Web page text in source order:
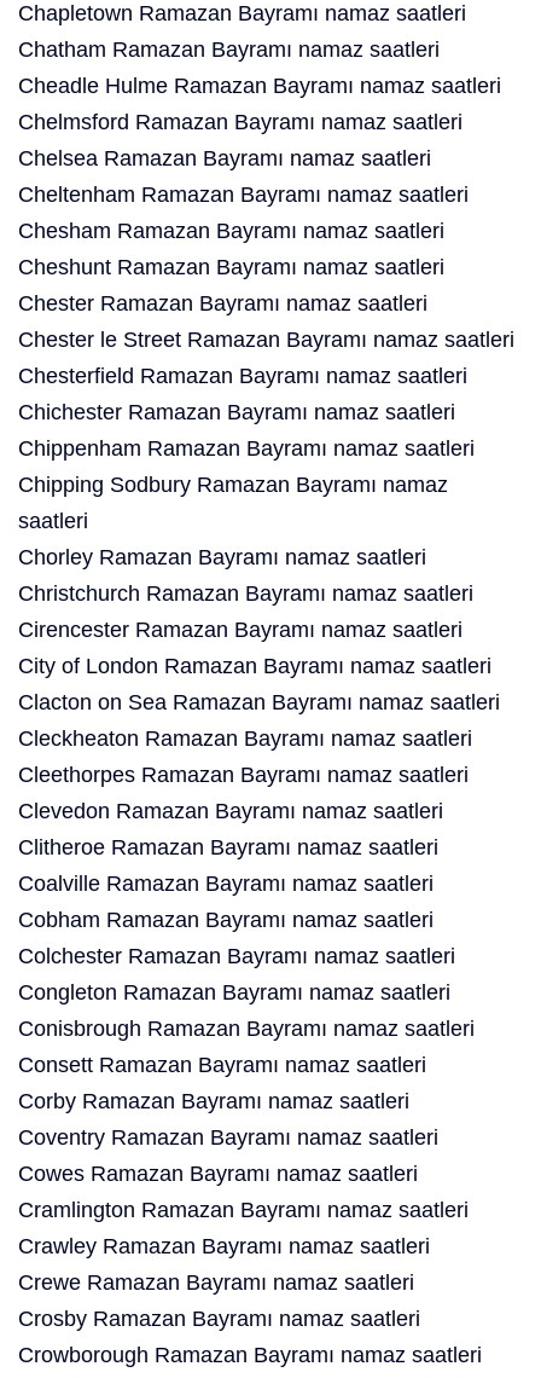
Chapletown Ramazan Bayramı namaz saatleri
Chatham Ramazan Bayramı namaz saatleri
Cheadle Hulme Ramazan Bayramı namaz saatleri
Chelmsford Ramazan Bayramı namaz saatleri
Chelsea Ramazan Bayramı namaz saatleri
Cheltenham Ramazan Bayramı namaz saatleri
Chesham Ramazan Bayramı namaz saatleri
Cheshunt Ramazan Bayramı namaz saatleri
Chester Ramazan Bayramı namaz saatleri
Chester le Street Ramazan Bayramı namaz saatleri
Chesterfield Ramazan Bayramı namaz saatleri
Chichester Ramazan Bayramı namaz saatleri
Chippenham Ramazan Bayramı namaz saatleri
Chipping Sodbury Ramazan Bayramı namaz
saatleri
Chorley Ramazan Bayramı namaz saatleri
Christchurch Ramazan Bayramı namaz saatleri
Cirencester Ramazan Bayramı namaz saatleri
City of London Ramazan Bayramı namaz saatleri
Clacton on Sea Ramazan Bayramı namaz saatleri
Cleckheaton Ramazan Bayramı namaz saatleri
Cleethorpes Ramazan Bayramı namaz saatleri
Clevedon Ramazan Bayramı namaz saatleri
Clitheroe Ramazan Bayramı namaz saatleri
Coalville Ramazan Bayramı namaz saatleri
Cobham Ramazan Bayramı namaz saatleri
Colchester Ramazan Bayramı namaz saatleri
Congleton Ramazan Bayramı namaz saatleri
Conisbrough Ramazan Bayramı namaz saatleri
Consett Ramazan Bayramı namaz saatleri
Corby Ramazan Bayramı namaz saatleri
Coventry Ramazan Bayramı namaz saatleri
Cowes Ramazan Bayramı namaz saatleri
Cramlington Ramazan Bayramı namaz saatleri
Crawley Ramazan Bayramı namaz saatleri
Crewe Ramazan Bayramı namaz saatleri
Crosby Ramazan Bayramı namaz saatleri
Crowborough Ramazan Bayramı namaz saatleri